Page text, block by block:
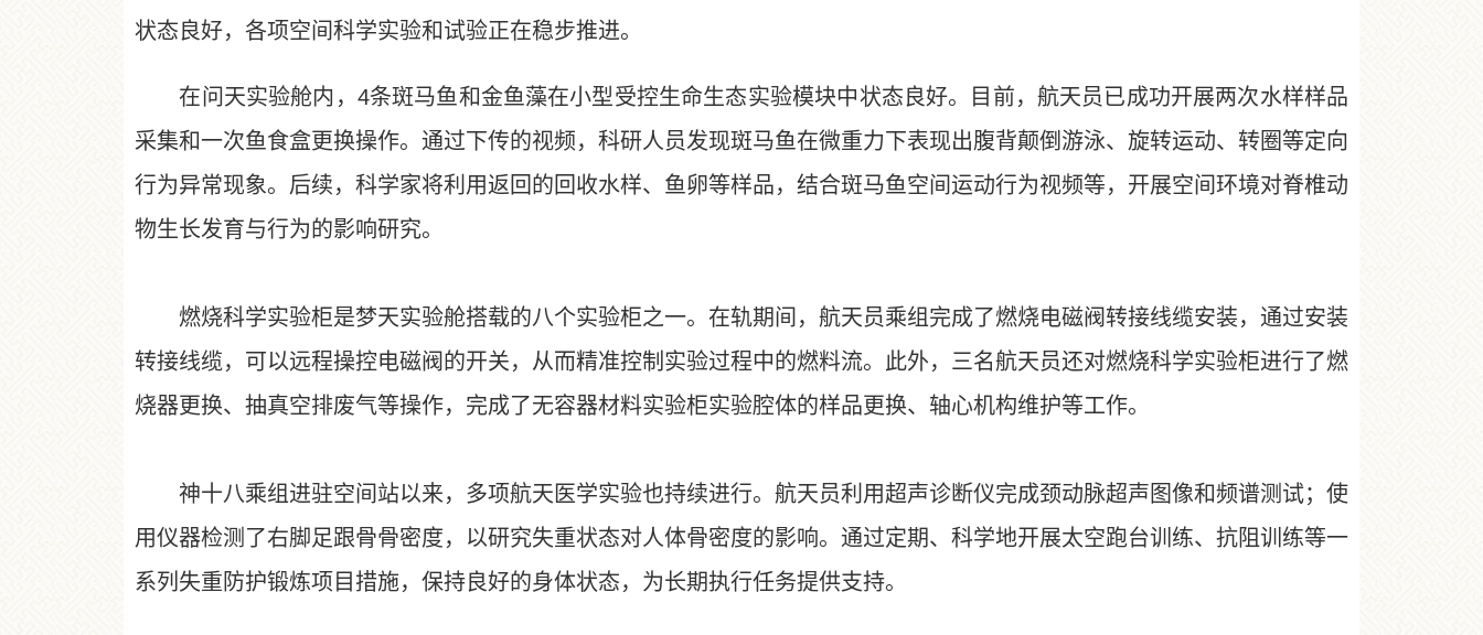
状态良好，各项空间科学实验和试验正在稳步推进。
在问天实验舱内，4条斑马鱼和金鱼藻在小型受控生命生态实验模块中状态良好。目前，航天员已成功开展两次水样样品
采集和一次鱼食盒更换操作。通过下传的视频，科研人员发现斑马鱼在微重力下表现出腹背颠倒游泳、旋转运动、转圈等定向
行为异常现象。后续，科学家将利用返回的回收水样、鱼卵等样品，结合斑马鱼空间运动行为视频等，开展空间环境对脊椎动
物生长发育与行为的影响研究。
燃烧科学实验柜是梦天实验舱搭载的八个实验柜之一。在轨期间，航天员乘组完成了燃烧电磁阀转接线缆安装，通过安装
转接线缆，可以远程操控电磁阀的开关，从而精准控制实验过程中的燃料流。此外，三名航天员还对燃烧科学实验柜进行了燃
烧器更换、抽真空排废气等操作，完成了无容器材料实验柜实验腔体的样品更换、轴心机构维护等工作。
神十八乘组进驻空间站以来，多项航天医学实验也持续进行。航天员利用超声诊断仪完成颈动脉超声图像和频谱测试；使
用仪器检测了右脚足跟骨骨密度，以研究失重状态对人体骨密度的影响。通过定期、科学地开展太空跑台训练、抗阻训练等一
系列失重防护锻炼项目措施，保持良好的身体状态，为长期执行任务提供支持。